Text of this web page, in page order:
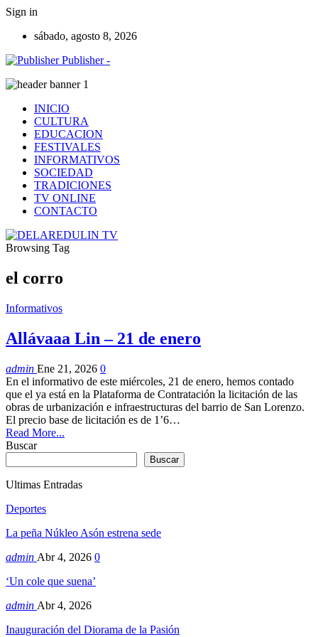
Sign in
sábado, agosto 8, 2026
Publisher -
INICIO
CULTURA
EDUCACION
FESTIVALES
INFORMATIVOS
SOCIEDAD
TRADICIONES
TV ONLINE
CONTACTO
Browsing Tag
el corro
Informativos
Allávaaa Lin – 21 de enero
admin Ene 21, 2026 0
En el informativo de este miércoles, 21 de enero, hemos contado
que el ya está en la Plataforma de Contratación la licitación de las
obras de urbanización e infraestructuras del barrio de San Lorenzo.
El precio base de licitación es de 1’6…
Read More...
Buscar
Buscar
Ultimas Entradas
Deportes
La peña Núkleo Asón estrena sede
admin Abr 4, 2026 0
‘Un cole que suena’
admin Abr 4, 2026
Inauguración del Diorama de la Pasión